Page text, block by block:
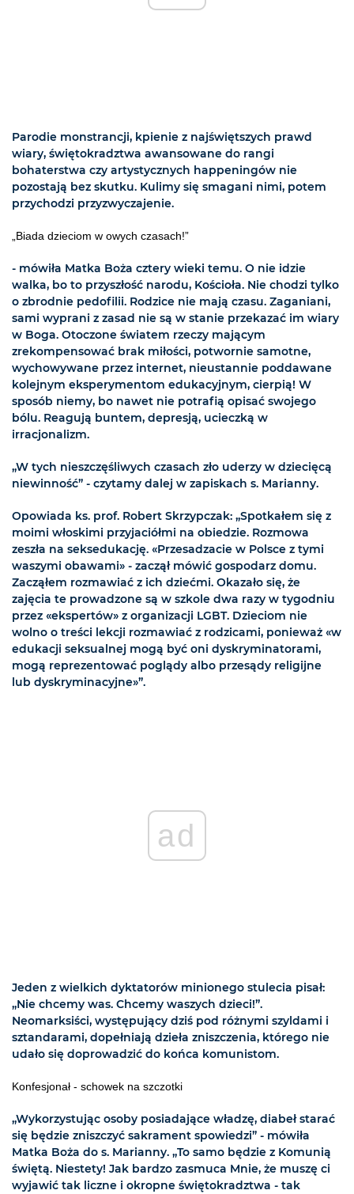
Parodie monstrancji, kpienie z najświętszych prawd
wiary, świętokradztwa awansowane do rangi
bohaterstwa czy artystycznych happeningów nie
pozostają bez skutku. Kulimy się smagani nimi, potem
przychodzi przyzwyczajenie.
„Biada dzieciom w owych czasach!”
- mówiła Matka Boża cztery wieki temu. O nie idzie
walka, bo to przyszłość narodu, Kościoła. Nie chodzi tylko
o zbrodnie pedofilii. Rodzice nie mają czasu. Zaganiani,
sami wyprani z zasad nie są w stanie przekazać im wiary
w Boga. Otoczone światem rzeczy mającym
zrekompensować brak miłości, potwornie samotne,
wychowywane przez internet, nieustannie poddawane
kolejnym eksperymentom edukacyjnym, cierpią! W
sposób niemy, bo nawet nie potrafią opisać swojego
bólu. Reagują buntem, depresją, ucieczką w
irracjonalizm.
„W tych nieszczęśliwych czasach zło uderzy w dziecięcą
niewinność” - czytamy dalej w zapiskach s. Marianny.
Opowiada ks. prof. Robert Skrzypczak: „Spotkałem się z
moimi włoskimi przyjaciółmi na obiedzie. Rozmowa
zeszła na seksedukację. «Przesadzacie w Polsce z tymi
waszymi obawami» - zaczął mówić gospodarz domu.
Zacząłem rozmawiać z ich dziećmi. Okazało się, że
zajęcia te prowadzone są w szkole dwa razy w tygodniu
przez «ekspertów» z organizacji LGBT. Dzieciom nie
wolno o treści lekcji rozmawiać z rodzicami, ponieważ «w
edukacji seksualnej mogą być oni dyskryminatorami,
mogą reprezentować poglądy albo przesądy religijne
lub dyskryminacyjne»”.
ad
Jeden z wielkich dyktatorów minionego stulecia pisał:
„Nie chcemy was. Chcemy waszych dzieci!”.
Neomarksiści, występujący dziś pod różnymi szyldami i
sztandarami, dopełniają dzieła zniszczenia, którego nie
udało się doprowadzić do końca komunistom.
Konfesjonał - schowek na szczotki
„Wykorzystując osoby posiadające władzę, diabeł starać
się będzie zniszczyć sakrament spowiedzi” - mówiła
Matka Boża do s. Marianny. „To samo będzie z Komunią
świętą. Niestety! Jak bardzo zasmuca Mnie, że muszę ci
wyjawić tak liczne i okropne świętokradztwa - tak